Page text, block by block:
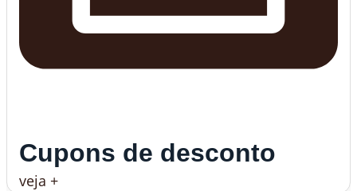
Cupons de desconto
veja +